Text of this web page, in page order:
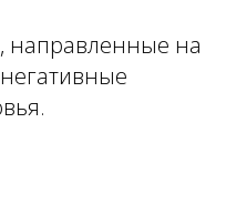
направленные на